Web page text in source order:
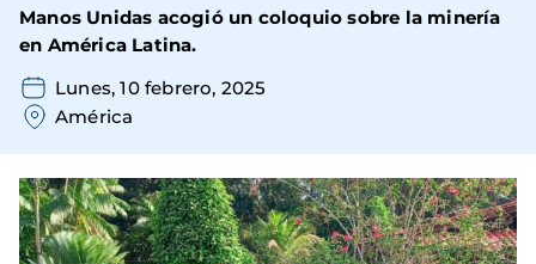
Manos Unidas acogió un coloquio sobre la minería
en América Latina.
Lunes, 10 febrero, 2025
América